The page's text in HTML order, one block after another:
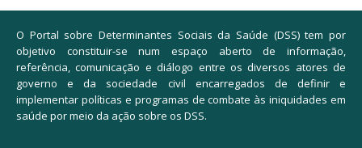
O Portal sobre Determinantes Sociais da Saúde (DSS) tem por
objetivo constituir-se num espaço aberto de informação,
referência, comunicação e diálogo entre os diversos atores de
governo e da sociedade civil encarregados de definir e
implementar políticas e programas de combate às iniquidades em
saúde por meio da ação sobre os DSS.